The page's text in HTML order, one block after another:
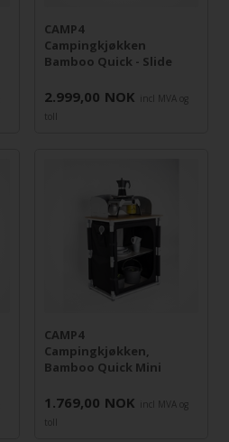
CAMP4
Campingkjøkken
Bamboo Quick - Slide
2.999,00 NOK
incl MVA og
toll
CAMP4
Campingkjøkken,
Bamboo Quick Mini
1.769,00 NOK
incl MVA og
toll